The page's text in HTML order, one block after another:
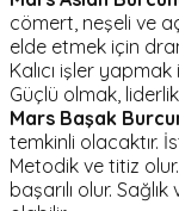
cömert, neşeli ve
elde etmek için
Kalıcı işler
Güçlü olmak,
Mars Başak
temkinli olacaktır.
Metodik ve titiz
başarılı olur.